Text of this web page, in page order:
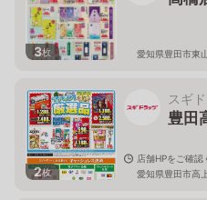
3枚 愛知県豊田市東
2枚
スギ
豊田
店舗HPをご確認
愛知県豊田市高